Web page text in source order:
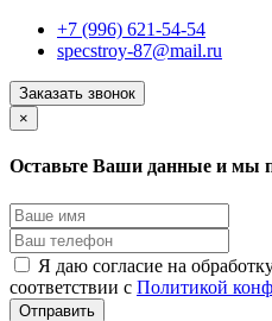
+7 (996) 621-54-54
specstroy-87@mail.ru
Заказать звонок
×
Оставьте Ваши данные и мы
Я даю согласие на
соответствии с Политикой
Отправить